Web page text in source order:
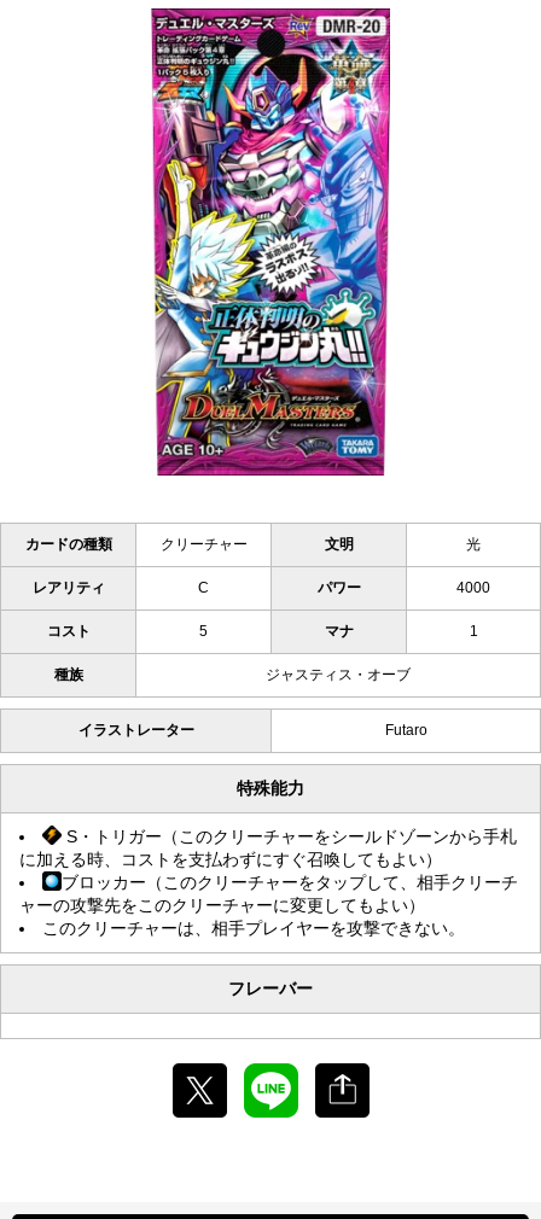
カードの種類 クリーチャー 文明 光
レアリティ C パワー 4000
コスト 5 マナ 1
種族 ジャスティス・オーブ
イラストレーター Futaro
特殊能力
S・トリガー（このクリーチャーをシールドゾーンから手札
に加える時、コストを支払わずにすぐ召喚してもよい）
ブロッカー（このクリーチャーをタップして、相手クリーチ
ャーの攻撃先をこのクリーチャーに変更してもよい）
このクリーチャーは、相手プレイヤーを攻撃できない。
フレーバー